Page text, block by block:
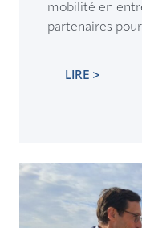
mobilité en
partenaires pour
LIRE >